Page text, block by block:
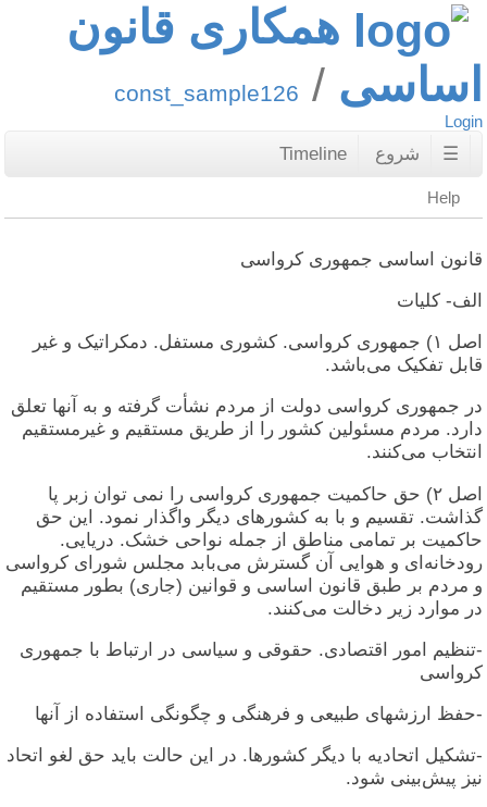
همکاری قانون
اساسی
const_sample126
Login
☰ شروع Timeline
Help
قانون اساسی جمهوری کرواسی
الف- کلیات
اصل ۱) جمهوری کرواسی. کشوری مستفل. دمکراتیک و غیر
قابل تفکیک می‌باشد.
در جمهوری کرواسی دولت از مردم نشأت گرفته و به آنها تعلق
دارد. مردم مسئولین کشور را از طریق مستقیم و غیرمستقیم
انتخاب می‌کنند.
اصل ۲) حق حاکمیت جمهوری کرواسی را نمی توان زبر پا
گذاشت. تقسیم و با به کشورهای دیگر واگذار نمود. این حق
حاکمیت بر تمامی مناطق از جمله نواحی خشک. دریایی.
رودخانه‌ای و هوایی آن گسترش می‌بابد مجلس شورای کرواسی
و مردم بر طبق قانون اساسی و قوانین (جاری) بطور مستقیم
در موارد زیر دخالت می‌کنند.
-تنظیم امور اقتصادی. حقوقی و سیاسی در ارتباط با جمهوری
کرواسی
-حفظ ارزشهای طبیعی و فرهنگی و چگونگی استفاده از آنها
-تشکیل اتحادیه با دیگر کشورها. در این حالت باید حق لغو اتحاد
نیز پیش‌بینی شود.